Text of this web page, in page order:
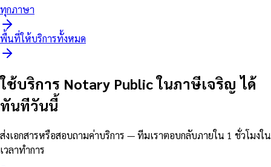
ทุกภาษา
พื้นที่ให้บริการทั้งหมด
ใช้บริการ Notary Public ในภาษีเจริญ ได้
ทันทีวันนี้
ส่งเอกสารหรือสอบถามค่าบริการ — ทีมเราตอบกลับภายใน 1 ชั่วโมงใน
เวลาทำการ